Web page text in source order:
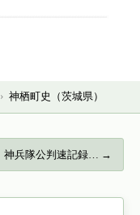
› 神栖町史（茨城県）
神兵隊公判速記録… →